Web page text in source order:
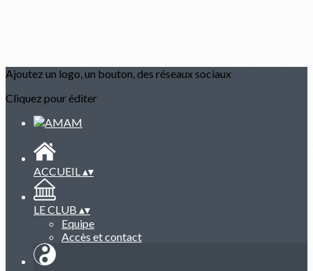
Ajoutez un logo, un bouton, des réseaux sociaux
Cliquez pour éditer
ACCUEIL▴▾
LE CLUB ▴▾
Equipe
Accès et contact